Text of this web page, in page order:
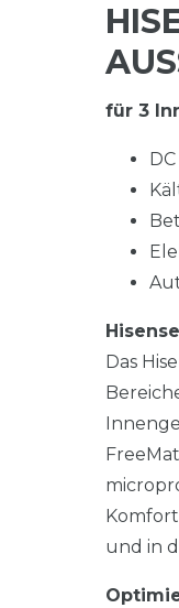
für 3
Das
und in